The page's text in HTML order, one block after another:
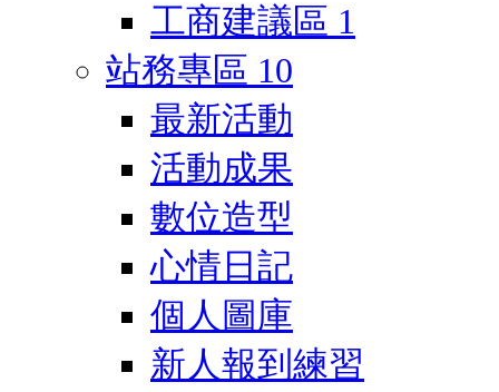
工商建議區 1
站務專區 10
最新活動
活動成果
數位造型
心情日記
個人圖庫
新人報到練習